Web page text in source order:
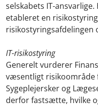
selskabets IT-
etableret en
risikostyringsafdelingen
IT-risikostyring
Generelt vurderer
væsentligt risikoområde
Sygeplejersker og
derfor fastsætte, hvilke